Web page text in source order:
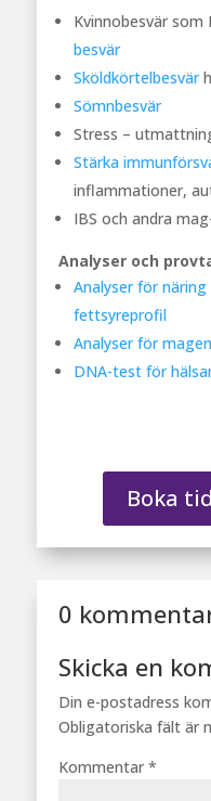
Kvinnobesvär som
besvär
Sköldkörtelbesvär
Sömnbesvär
Stress –
Stärka
inflammationer,
IBS och andra
Analyser och
Analyser för
fettsyreprofil
Analyser för
DNA-test för
Boka
0
Skicka en
Din e-postadress
Obligatoriska fält är
Kommentar *